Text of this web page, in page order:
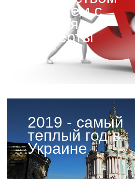
проблем с
января -
эксперты
2019 - самый
теплый год в
Украине